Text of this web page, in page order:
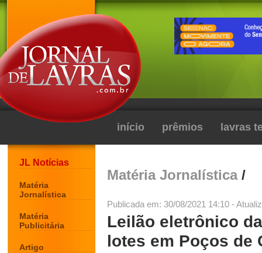
início prêmios lavras
JL Notícias
Matéria
Jornalística
Matéria
Publicitária
Artigo
Matéria Jornalística/
Publicada em: 30/08/2021 14:10 -
Leilão eletrônico
lotes em Poços de